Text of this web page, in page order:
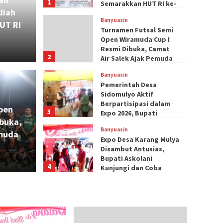
Semi Open
I Resmi Dibuka,
Ajak Pemuda
RI
1
Semarakkan HUT RI ke-
2
Banyuasin
Turnamen Futsal Semi
Open Wiramuda Cup I
Resmi Dibuka, Camat
Air Salek Ajak Pemuda
3
Banyuasin
Pemerintah Desa
Sidomulyo Aktif
Berpartisipasi dalam
Expo 2026, Bupati
Cicipi dan Beri Apresiasi
Produk Lokal
4
Banyuasin
Expo Desa Karang Mulya
Disambut Antusias,
Bupati Askolani
Kunjungi dan Coba